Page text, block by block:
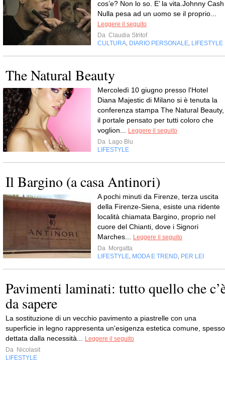
cos’e? Non lo so. E’ la vita.Johnny Cash
Nulla pesa ad un uomo se il proprio...
Leggere il seguito
Da Claudia Stritof
CULTURA DIARIO PERSONALE LIFESTYLE
The Natural Beauty
Mercoledì 10 giugno presso l'Hotel
Diana Majestic di Milano si è tenuta la
conferenza stampa The Natural Beauty,
il portale pensato per tutti coloro che
voglion...
Leggere il seguito
Da Lago Blu
LIFESTYLE
Il Bargino (a casa Antinori)
A pochi minuti da Firenze, terza uscita
della Firenze-Siena, esiste una ridente
località chiamata Bargino, proprio nel
cuore del Chianti, dove i Signori
Marches...
Leggere il seguito
Da Morgatta
LIFESTYLE MODA E TREND PER LEI
Pavimenti laminati: tutto quello che
da sapere
La sostituzione di un vecchio pavimento a piastrelle con una
superficie in legno rappresenta un'esigenza estetica comune, spesso
dettata dalla necessità...
Leggere il seguito
Da Nicolasit
LIFESTYLE